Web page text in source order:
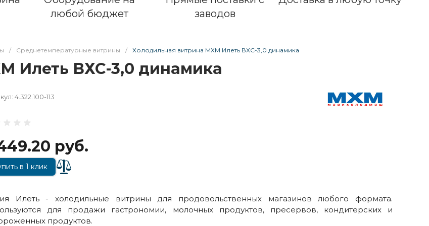
любой бюджет
заводов
/ Среднетемпературные витрины / Холодильная витрина МХМ Илеть ВХС-3,0 динамика
Илеть ВХС-3,0 динамика
4.322.100-113
руб.
в 1 клик
Илеть - холодильные витрины для продовольственных магазинов любого формата.
для продажи гастрономии, молочных продуктов, пресервов, кондитерских и
продуктов.